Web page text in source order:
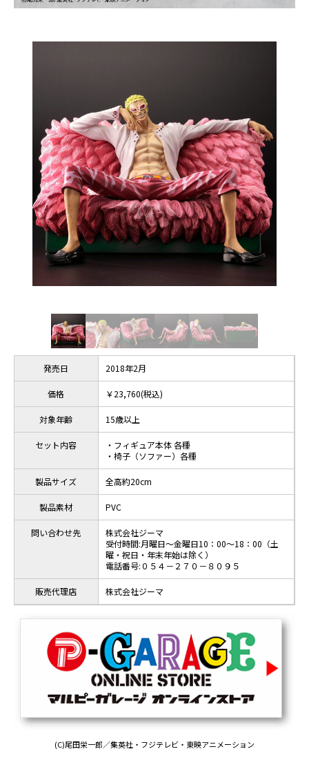
発売日 2018年2月
価格 ￥23,760(税込)
対象年齢 15歳以上
セット内容
・フィギュア本体 各種
・椅子（ソファー）各種
製品サイズ 全高約20cm
製品素材 PVC
問い合わせ先
株式会社ジーマ
受付時間:月曜日～金曜日10：00～18：00（土
曜・祝日・年末年始は除く）
電話番号:０５４－２７０－８０９５
販売代理店 株式会社ジーマ
(C)尾田栄一郎／集英社・フジテレビ・東映アニメーション